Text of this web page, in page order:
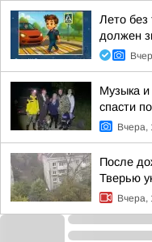
Лето без
должен
Музыка и
спасти
Вчера,
После
Тверью
Вчера,